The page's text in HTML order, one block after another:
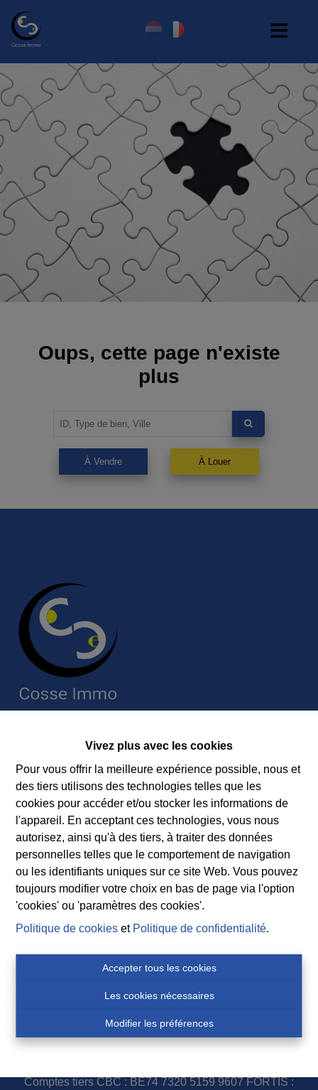
Vivez plus avec les cookies
Pour vous offrir la meilleure expérience possible, nous et
des tiers utilisons des technologies telles que les
cookies pour accéder et/ou stocker les informations de
l'appareil. En acceptant ces technologies, vous nous
autorisez, ainsi qu'à des tiers, à traiter des données
personnelles telles que le comportement de navigation
ou les identifiants uniques sur ce site Web. Vous pouvez
toujours modifier votre choix en bas de page via l'option
'cookies' ou 'paramètres des cookies'.
Politique de cookies et Politique de confidentialité.
Accepter tous les cookies
Les cookies nécessaires
Modifier les préférences
Oups, cette page n'existe
plus
À Vendre À Louer
Rue Jean de Bohême 5
6940 DURBUY
Tel.:+32 86 218080
E-mail:info@cosseimmo.be
Suivez nos nouveaux biens, nos conseils immobiliers et
l’actualité de l’agence à Durbuy sur nos réseaux
sociaux.
COSSE Paul - IPI 100.854
Police assurance responsabilité civile et garantie : AXA
Comptes tiers CBC : BE74 7320 5159 9607 FORTIS :